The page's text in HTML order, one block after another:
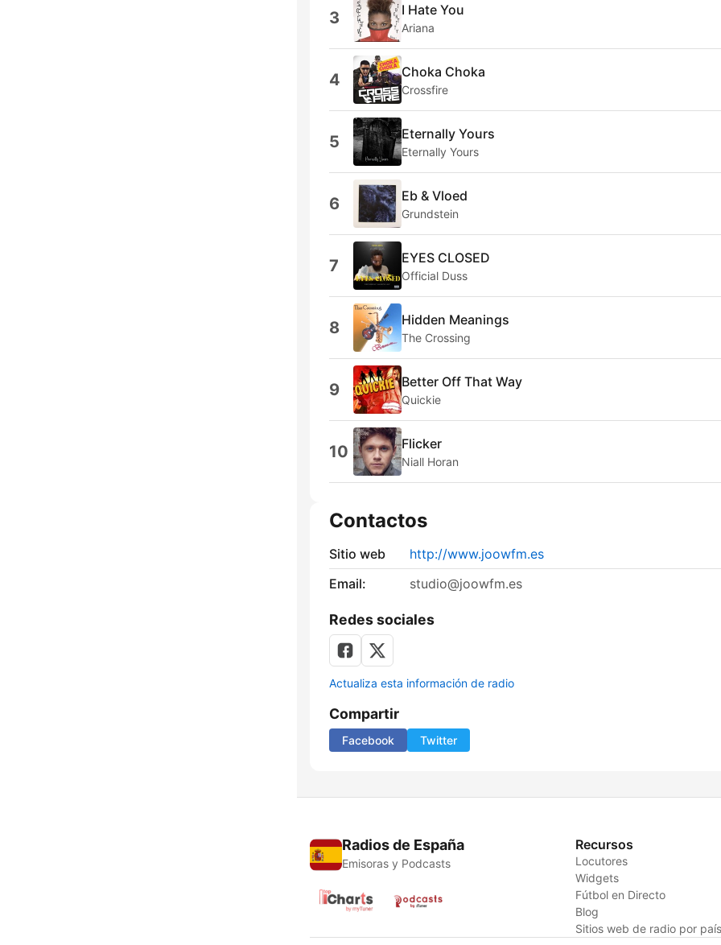
3 I Hate You
Ariana
4 Choka Choka
Crossfire
5 Eternally Yours
Eternally Yours
6 Eb & Vloed
Grundstein
7 EYES CLOSED
Official Duss
8 Hidden Meanings
The Crossing
9 Better Off That Way
Quickie
10 Flicker
Niall Horan
Contactos
Sitio web
http://www.joowfm.es
Email:
studio@joowfm.es
Redes sociales
Actualiza esta información de radio
Compartir
Facebook Twitter
Radios de España
Emisoras y Podcasts
Recursos
Locutores
Widgets
Fútbol en Directo
Blog
Sitios web de radio por